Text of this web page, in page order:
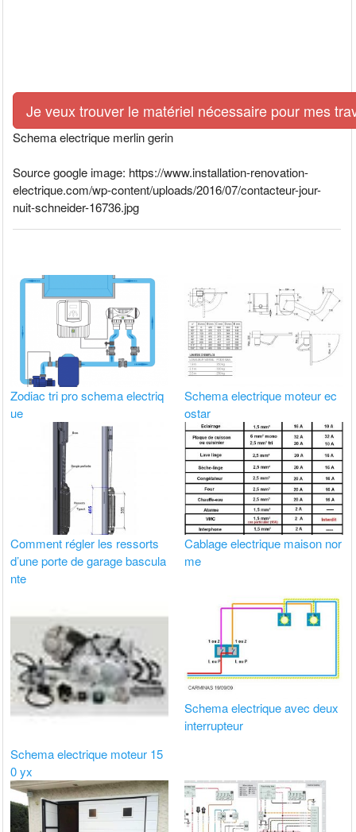
Je veux trouver le matériel nécessaire pour mes
Schema electrique merlin gerin
Source google image: https://www.installation-renovation-
electrique.com/wp-content/uploads/2016/07/contacteur-jour-
nuit-schneider-16736.jpg
Zodiac tri pro schema electriq
ue
Schema electrique moteur ec
ostar
Comment régler les ressorts
d’une porte de garage bascula
nte
Cablage electrique maison nor
me
Schema electrique moteur 15
0 yx
Schema electrique avec deux
interrupteur